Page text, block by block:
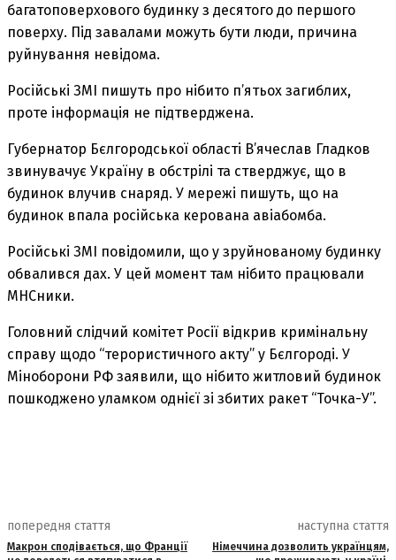
багатоповерхового будинку з десятого до першого
поверху. Під завалами можуть бути люди, причина
руйнування невідома.
Російські ЗМІ пишуть про нібито п’ятьох загиблих,
проте інформація не підтверджена.
Губернатор Бєлгородської області В’ячеслав Гладков
звинувачує Україну в обстрілі та стверджує, що в
будинок влучив снаряд. У мережі пишуть, що на
будинок впала російська керована авіабомба.
Російські ЗМІ повідомили, що у зруйнованому будинку
обвалився дах. У цей момент там нібито працювали
МНСники.
Головний слідчий комітет Росії відкрив кримінальну
справу щодо “терористичного акту” у Бєлгороді. У
Міноборони РФ заявили, що нібито житловий будинок
пошкоджено уламком однієї зі збитих ракет “Точка-У”.
попередня стаття
Макрон сподівається, що Франції
наступна стаття
Німеччина дозволить українцям,